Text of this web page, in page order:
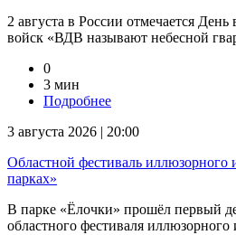
2 августа в России отмечается
войск «ВДВ называют небесной
0
3 мин
Подробнее
3 августа 2026 | 20:00
Областной фестиваль иллюзорного
парках»
В парке «Ёлочки» прошёл первый
областного фестиваля иллюзорного